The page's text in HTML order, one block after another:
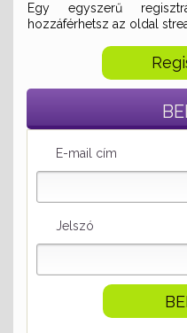
Egy egyszerű
hozzáférhetsz az oldal
E-mail cím
Jelszó